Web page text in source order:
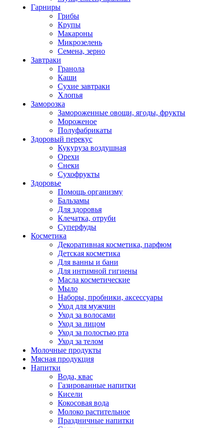
Гарниры
Грибы
Крупы
Макароны
Микрозелень
Семена, зерно
Завтраки
Гранола
Каши
Сухие завтраки
Хлопья
Заморозка
Замороженные овощи, ягоды, фрукты
Мороженое
Полуфабрикаты
Здоровый перекус
Кукуруза воздушная
Орехи
Снеки
Сухофрукты
Здоровье
Помощь организму
Бальзамы
Для здоровья
Клечатка, отруби
Суперфуды
Косметика
Декоративная косметика, парфюм
Детская косметика
Для ванны и бани
Для интимной гигиены
Масла косметические
Мыло
Наборы, пробники, аксессуары
Уход для мужчин
Уход за волосами
Уход за лицом
Уход за полостью рта
Уход за телом
Молочные продукты
Мясная продукция
Напитки
Вода, квас
Газированные напитки
Кисели
Кокосовая вода
Молоко растительное
Праздничные напитки